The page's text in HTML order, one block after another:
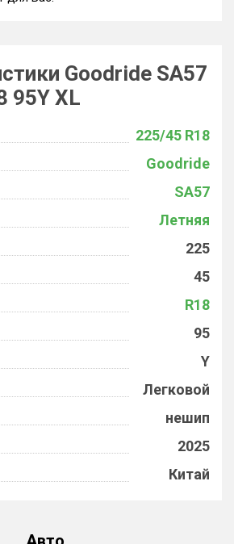
Goodride SA57
95Y XL
225/45 R18
Goodride
SA57
Летняя
225
45
R18
95
Y
Легковой
нешип
2025
Китай